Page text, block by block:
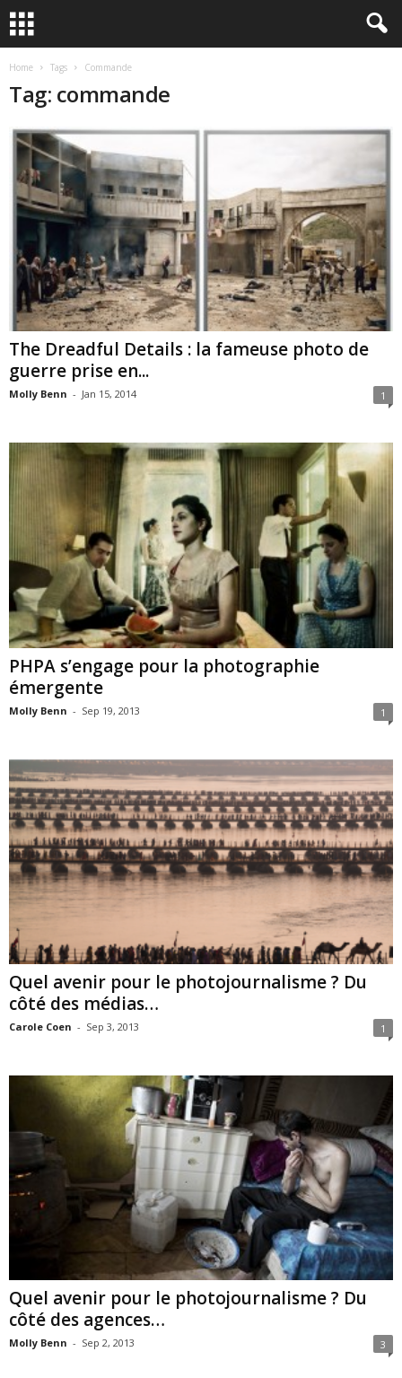
Home Tags Commande
Tag: commande
The Dreadful Details : la fameuse photo de
guerre prise en...
Molly Benn - Jan 15, 2014 1
PHPA s’engage pour la photographie
émergente
Molly Benn - Sep 19, 2013 1
Quel avenir pour le photojournalisme ? Du
côté des médias…
Carole Coen - Sep 3, 2013 1
Quel avenir pour le photojournalisme ? Du
côté des agences…
Molly Benn - Sep 2, 2013 3